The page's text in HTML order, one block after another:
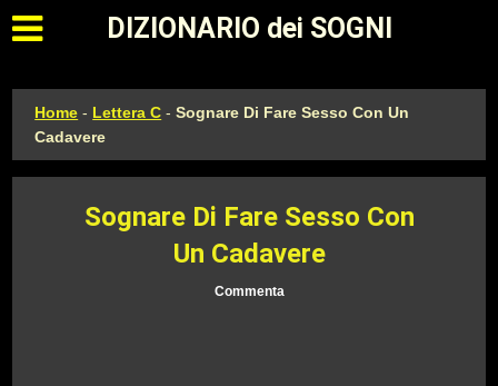
Apri il menu principale
DIZIONARIO dei SOGNI
Home - Lettera C -Sognare Di Fare Sesso Con Un
Cadavere
Sognare Di Fare Sesso Con
Un Cadavere
Commenta